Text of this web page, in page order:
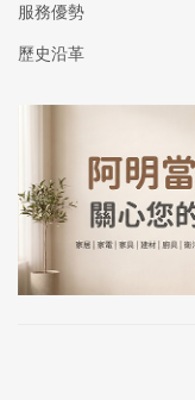
服務優勢
歷史沿革